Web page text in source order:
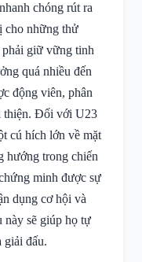
chóng rút ra
cho những thử
giữ vững tinh
quá nhiều đến
động viên, phân
thiện. Đối với U23
cú hích lớn về mặt
hướng trong chiến
minh được sự
dụng cơ hội và
này sẽ giúp họ tự
giải đấu.